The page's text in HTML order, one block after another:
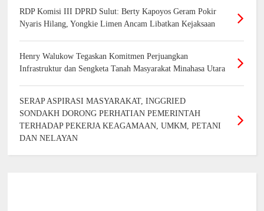
RDP Komisi III DPRD Sulut: Berty Kapoyos Geram Pokir
Nyaris Hilang, Yongkie Limen Ancam Libatkan Kejaksaan
Henry Walukow Tegaskan Komitmen Perjuangkan
Infrastruktur dan Sengketa Tanah Masyarakat Minahasa Utara
SERAP ASPIRASI MASYARAKAT, INGGRIED
SONDAKH DORONG PERHATIAN PEMERINTAH
TERHADAP PEKERJA KEAGAMAAN, UMKM, PETANI
DAN NELAYAN